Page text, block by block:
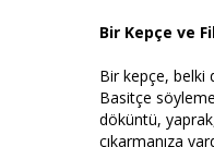
Bir Kepçe ve
Bir kepçe, belki
Basitçe
döküntü,
çıkarmanıza